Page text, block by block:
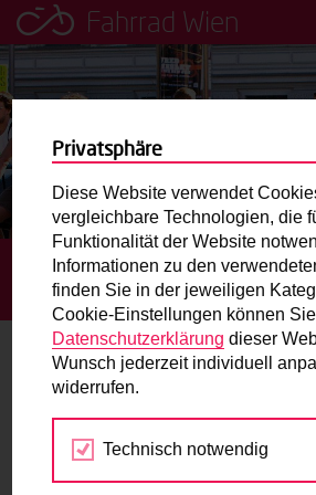
Fahrrad Wien
Leih dir einfach ein Transportfahrrad in
Mobilitätsbildung für
Jugendliche
Radweg-Projektkarte
Routenplaner
Mit dem Fahrrad in Wien unterwegs?
beste Route.
Wunschbox
Sie haben ein Anliegen zum
STARTSEITE TERMINE
MOBILITÄT
11.
APR
2018
Privatsphäre
Diese Website verwendet
vergleichbare Technologien, die
Funktionalität der Website
Informationen zu den
finden Sie in der jeweiligen
Cookie-Einstellungen können
Datenschutzerklärung dieser
Wunsch jederzeit individuell
widerrufen.
Technisch notwendig